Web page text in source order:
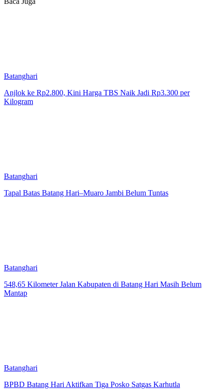
Batanghari
Anjlok ke Rp2.800, Kini Harga TBS Naik Jadi Rp3.300 per
Kilogram
Batanghari
Tapal Batas Batang Hari–Muaro Jambi Belum Tuntas
Batanghari
548,65 Kilometer Jalan Kabupaten di Batang Hari Masih Belum
Mantap
Batanghari
BPBD Batang Hari Aktifkan Tiga Posko Satgas Karhutla